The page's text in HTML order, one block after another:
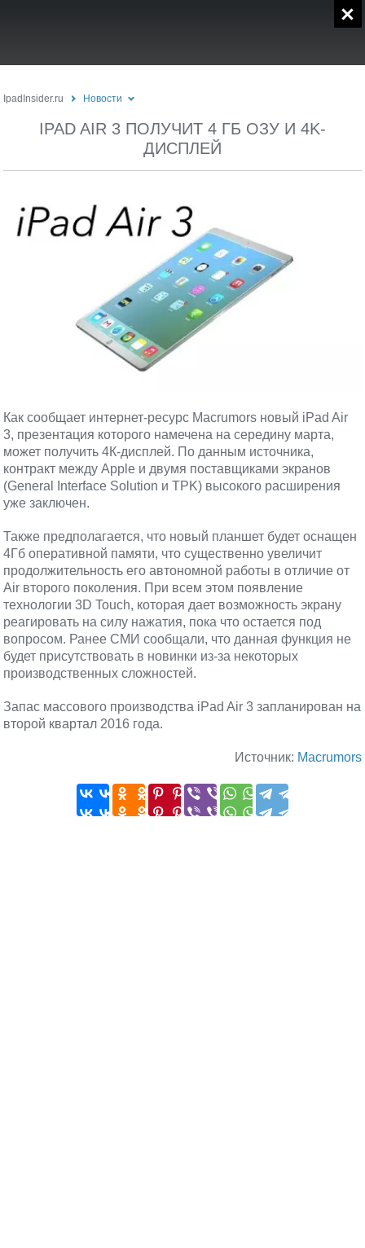
IpadInsider.ru Новости
IPAD AIR 3 ПОЛУЧИТ 4 ГБ ОЗУ И 4K-
ДИСПЛЕЙ
Как сообщает интернет-ресурс Macrumors новый iPad Air
3, презентация которого намечена на середину марта,
может получить 4К-дисплей. По данным источника,
контракт между Apple и двумя поставщиками экранов
(General Interface Solution и TPK) высокого расширения
уже заключен.
Также предполагается, что новый планшет будет оснащен
4Гб оперативной памяти, что существенно увеличит
продолжительность его автономной работы в отличие от
Air второго поколения. При всем этом появление
технологии 3D Touch, которая дает возможность экрану
реагировать на силу нажатия, пока что остается под
вопросом. Ранее СМИ сообщали, что данная функция не
будет присутствовать в новинки из-за некоторых
производственных сложностей.
Запас массового производства iPad Air 3 запланирован на
второй квартал 2016 года.
Источник: Macrumors